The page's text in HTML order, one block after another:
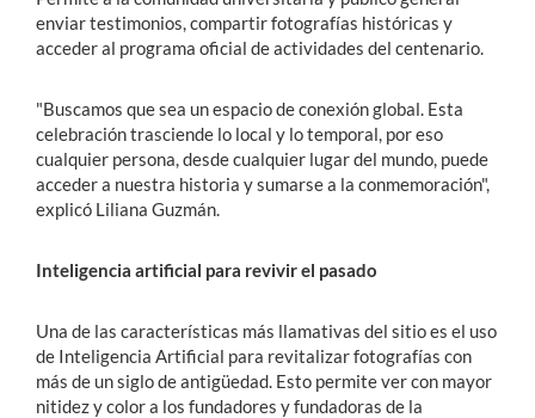
enviar testimonios, compartir fotografías históricas y
acceder al programa oficial de actividades del centenario.
"Buscamos que sea un espacio de conexión global. Esta
celebración trasciende lo local y lo temporal, por eso
cualquier persona, desde cualquier lugar del mundo, puede
acceder a nuestra historia y sumarse a la conmemoración",
explicó Liliana Guzmán.
Inteligencia artificial para revivir el pasado
Una de las características más llamativas del sitio es el uso
de Inteligencia Artificial para revitalizar fotografías con
más de un siglo de antigüedad. Esto permite ver con mayor
nitidez y color a los fundadores y fundadoras de la